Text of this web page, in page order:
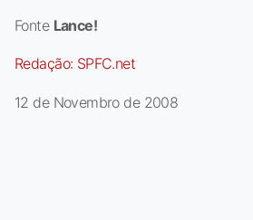
Fonte Lance!
Redação: SPFC.net
12 de Novembro de 2008